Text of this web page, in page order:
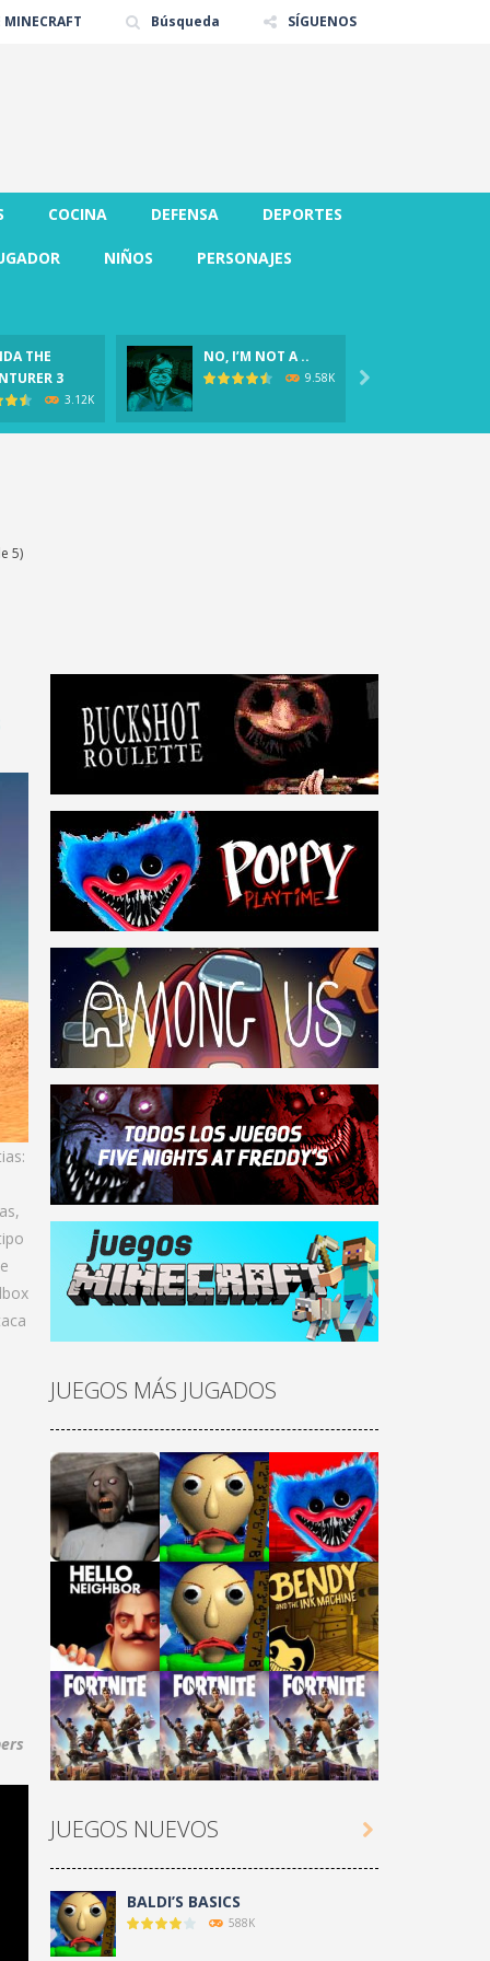
MINECRAFT Búsqueda SÍGUENOS
COCINA DEFENSA DEPORTES
NIÑOS PERSONAJES
THE
3
3.12K
NO, I’M NOT A ..
9.58K 
5)
JUEGOS MÁS JUGADOS
Play Play Play
Play Play Play
Play Play Play
JUEGOS NUEVOS
BALDI’S BASICS
588K
